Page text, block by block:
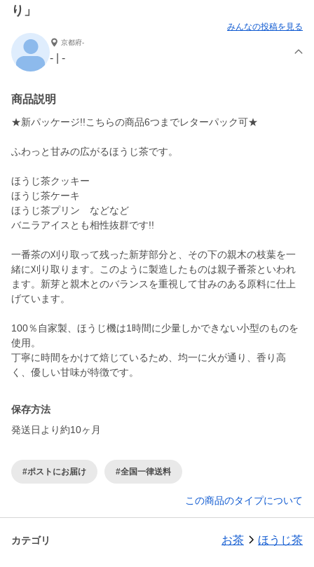
り」
みんなの投稿を見る
京都府-
- | -
商品説明
★新パッケージ!!こちらの商品6つまでレターパック可★
ふわっと甘みの広がるほうじ茶です。
ほうじ茶クッキー
ほうじ茶ケーキ
ほうじ茶プリン などなど
バニラアイスとも相性抜群です!!
一番茶の刈り取って残った新芽部分と、その下の親木の枝葉を一
緒に刈り取ります。このように製造したものは親子番茶といわれ
ます。新芽と親木とのバランスを重視して甘みのある原料に仕上
げています。
100％自家製、ほうじ機は1時間に少量しかできない小型のものを
使用。
丁寧に時間をかけて焙じているため、均一に火が通り、香り高
保存方法
発送日より約10ヶ月
#ポストにお届け #全国一律送料
この商品のタイプについて
カテゴリ お茶 ほうじ茶